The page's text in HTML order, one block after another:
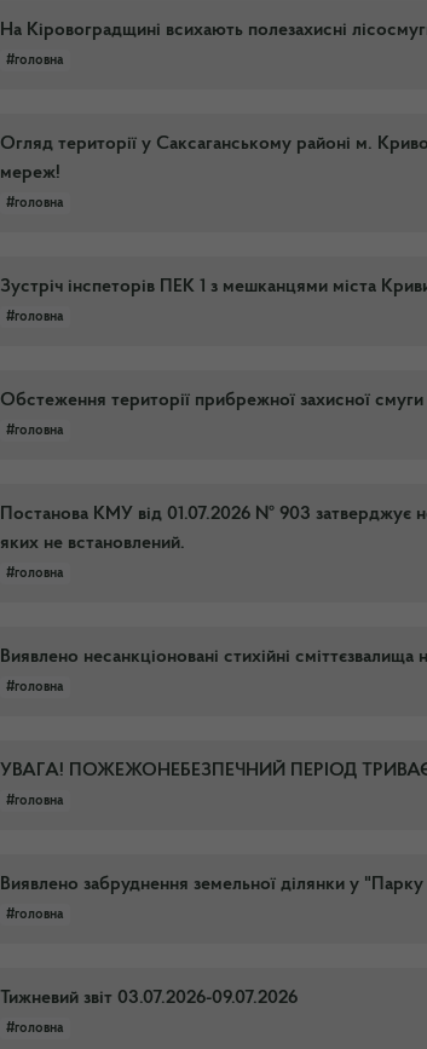
На Кіровоградщині всихають полезахисні
#головна
Огляд території у Саксаганському районі м.
мереж!
#головна
Зустріч інспеторів ПЕК 1 з мешканцями міста
#головна
Обстеження території прибрежної захисної смуги
#головна
Постанова КМУ від 01.07.2026 № 903 затверджує
яких не встановлений.
#головна
Виявлено несанкціоновані стихійні
#головна
УВАГА! ПОЖЕЖОНЕБЕЗПЕЧНИЙ ПЕРІОД
#головна
Виявлено забруднення земельної ділянки у
#головна
Тижневий звіт 03.07.2026-09.07.2026
#головна